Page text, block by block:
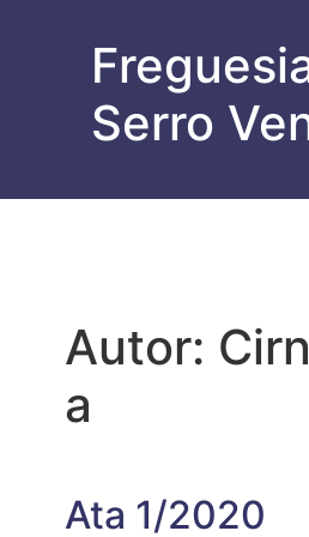
Serro
Autor:
a
Ata 1/2020